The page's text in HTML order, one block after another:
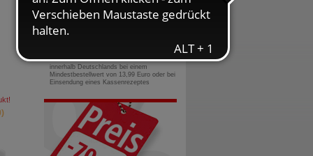
0800-10 11 422
gebührenfreie Rufnummer
innerhalb Deutschlands bei einem
Mindestbestellwert von 13,99 Euro oder bei
Einsendung eines Kassenrezeptes